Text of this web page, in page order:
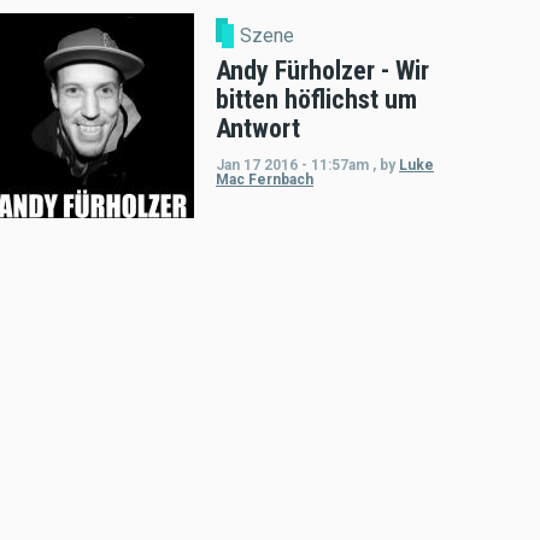
Szene
Andy Fürholzer - Wir
bitten höflichst um
Antwort
Jan 17 2016 - 11:57am , by Luke
Mac Fernbach